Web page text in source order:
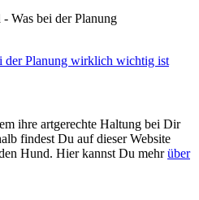
der Pla­nung wirk­lich wich­tig ist
ihre artgerechte Haltung bei Dir
findest Du auf dieser Website
Hund. Hier kannst Du mehrüber